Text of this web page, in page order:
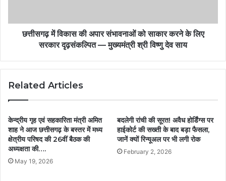
छत्तीसगढ़ में विकास की अपार संभावनाओं को साकार करने के लिए
सरकार दृढ़संकल्पित — मुख्यमंत्री श्री विष्णु देव साय
Related Articles
केन्द्रीय गृह एवं सहकारिता मंत्री अमित
शाह ने आज छत्तीसगढ़ के बस्तर में मध्य
क्षेत्रीय परिषद की 26वीं बैठक की
अध्यक्षता की….
May 19, 2026
बदलेगी रांची की सूरत! अवैध होर्डिंग्स पर
हाईकोर्ट की सख्ती के बाद बड़ा फैसला,
जानें क्यों रिन्यूअल पर भी लगी रोक
February 2, 2026